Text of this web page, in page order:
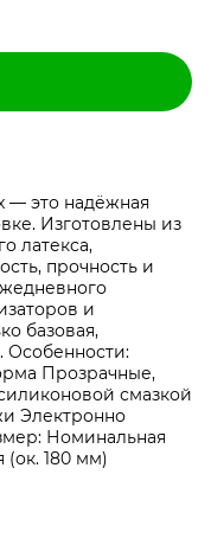
— это надёжная
Изготовлены из
латекса,
прочность и
и
базовая,
Особенности:
Прозрачные,
смазкой
Электронно
Номинальная
(ок. 180 мм)